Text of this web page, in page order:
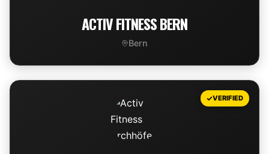
ACTIV FITNESS BERN
Bern
VIEW DEAL
VERIFIED